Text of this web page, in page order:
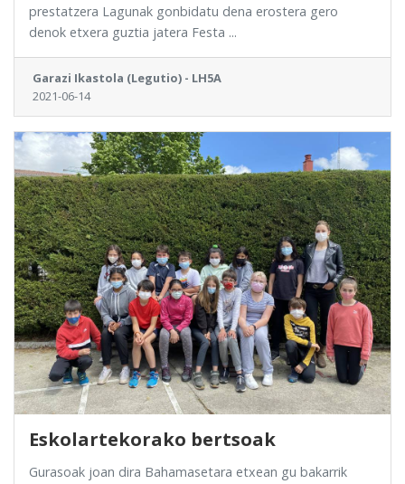
prestatzera Lagunak gonbidatu dena erostera gero
denok etxera guztia jatera Festa ...
Garazi Ikastola (Legutio) - LH5A
2021-06-14
Eskolartekorako bertsoak
Gurasoak joan dira Bahamasetara etxean gu bakarrik